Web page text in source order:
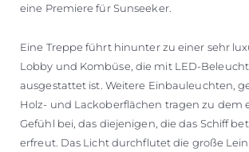
eine Premiere für Sunseeker.
Eine Treppe führt hinunter zu einer sehr
Lobby und Kombüse, die mit LED-
ausgestattet ist. Weitere Einbauleuchten,
Holz- und Lackoberflächen tragen zu dem
Gefühl bei, das diejenigen, die das Schiff
erfreut. Das Licht durchflutet die große